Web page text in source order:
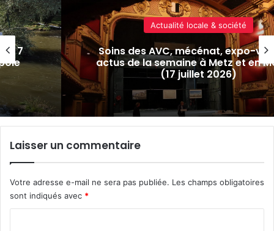
: 7
Actualité locale & société
Soins des AVC, mécénat, expo-
actus de la semaine à Metz et en
(17 juillet 2026)
Laisser un commentaire
Votre adresse e-mail ne sera pas publiée. Les champs obligatoires
sont indiqués avec *